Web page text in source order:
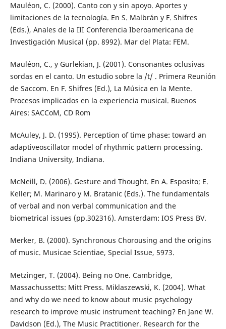
Mauléon, C. (2000). Canto con y sin apoyo. Aportes y
limitaciones de la tecnología. En S. Malbrán y F. Shifres
(Eds.), Anales de la III Conferencia Iberoamericana de
Investigación Musical (pp. 8992). Mar del Plata: FEM.
Mauléon, C., y Gurlekian, J. (2001). Consonantes oclusivas
sordas en el canto. Un estudio sobre la /t/ . Primera Reunión
de Saccom. En F. Shifres (Ed.), La Música en la Mente.
Procesos implicados en la experiencia musical. Buenos
Aires: SACCoM, CD Rom
McAuley, J. D. (1995). Perception of time phase: toward an
adaptiveoscillator model of rhythmic pattern processing.
Indiana University, Indiana.
McNeill, D. (2006). Gesture and Thought. En A. Esposito; E.
Keller; M. Marinaro y M. Bratanic (Eds.). The fundamentals
of verbal and non verbal communication and the
biometrical issues (pp.302316). Amsterdam: IOS Press BV.
Merker, B. (2000). Synchronous Chorousing and the origins
of music. Musicae Scientiae, Special Issue, 5973.
Metzinger, T. (2004). Being no One. Cambridge,
Massachussetts: Mitt Press. Miklaszewski, K. (2004). What
and why do we need to know about music psychology
research to improve music instrument teaching? En Jane W.
Davidson (Ed.), The Music Practitioner. Research for the